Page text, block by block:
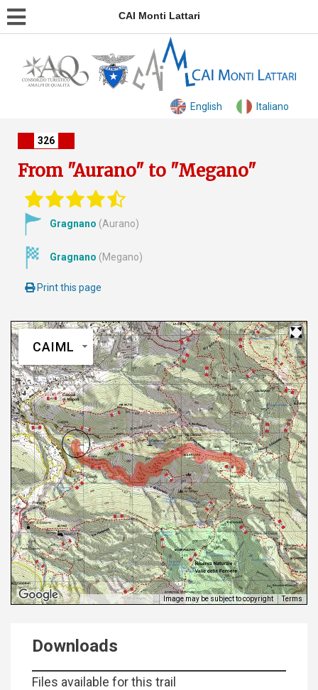
CAI Monti Lattari
English Italiano
326
From "Aurano" to "Megano"
Gragnano (Aurano)
Gragnano (Megano)
Print this page
CAIML
Image may be subject to copyright Terms
Downloads
Files available for this trail